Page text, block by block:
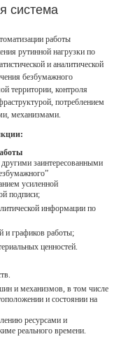
система
работы
рутинной нагрузки по
и аналитической
безбумажного
территории, контроля
потреблением
механизмами.
заинтересованными
усиленной
подписи;
информации по
и графиков работы;
ценностей.
и механизмов, в том числе
и состоянии на
ресурсами и
реального времени.